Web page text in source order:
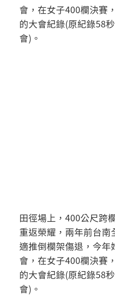
會，在女子400欄決賽
的大會紀錄(原紀錄58
會)。
田徑場上，400公尺跨
重返榮耀，兩年前台
適推倒欄架傷退，今
會，在女子400欄決賽
的大會紀錄(原紀錄58
會)。